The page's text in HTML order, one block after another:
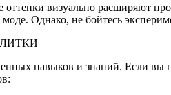
визуально расширяют
моде. Однако, не бойтесь
навыков и знаний. Если вы